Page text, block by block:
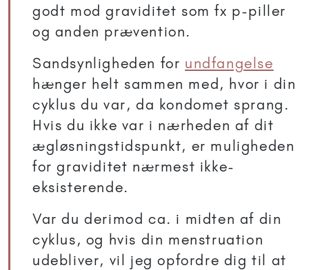
godt mod graviditet som fx p-piller
og anden prævention.
Sandsynligheden for undfangelse
hænger helt sammen med, hvor i din
cyklus du var, da kondomet sprang.
Hvis du ikke var i nærheden af dit
ægløsningstidspunkt, er muligheden
for graviditet nærmest ikke-
eksisterende.
Var du derimod ca. i midten af din
cyklus, og hvis din menstruation
udebliver, vil jeg opfordre dig til at